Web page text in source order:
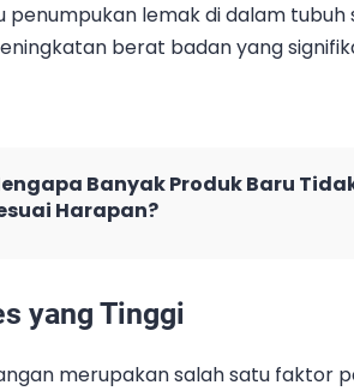
penumpukan lemak di dalam
berat badan yang
Banyak Produk Baru
Harapan?
yang Tinggi
merupakan salah satu faktor